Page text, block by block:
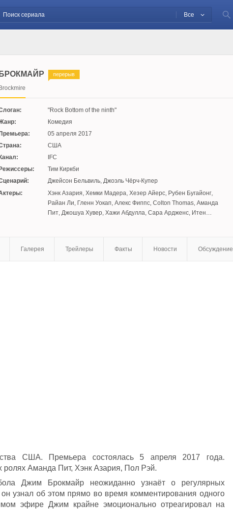
Все
БРОКМАЙР перерыв
Brockmire
Rock Bottom of the ninth
Комедия
Премьера:
05 апреля 2017
США
Канал:
IFC
Режиссеры:
Тим Киркби
Джейсон Бельвиль, Джоэль Чёрч-Купер
Хэнк Азария, Хемки Мадера, Хезер Айерс, Рубен Бугайонг,
Райан Ли, Гленн Уокап, Алекс Фиппс, Colton Thomas, Аманда
Пит, Джошуа Хувер, Хажи Абдулла, Сара Ардженс, Итен
Галерея Трейлеры Факты Новости Обсуждение
США. Премьера состоялась 5 апреля 2017 года.
ролях Аманда Пит, Хэнк Азария, Пол Рэй.
Джим Брокмайр неожиданно узнаёт о регулярных
узнал об этом прямо во время комментирования одного
эфире Джим крайне эмоционально отреагировал на